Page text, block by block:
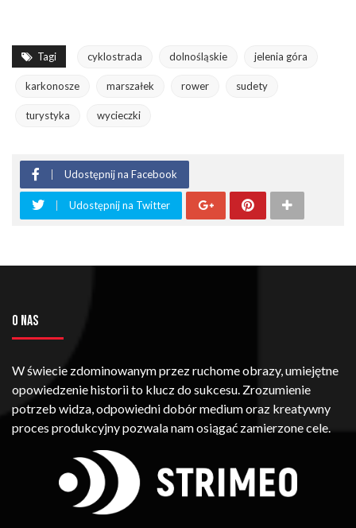
Tagi cyklostrada dolnośląskie jelenia góra
karkonosze marszałek rower sudety
turystyka wycieczki
Udostępnij na Facebook
Udostępnij na Twitter
O NAS
W świecie zdominowanym przez ruchome obrazy, umiejętne
opowiedzenie historii to klucz do sukcesu. Zrozumienie
potrzeb widza, odpowiedni dobór medium oraz kreatywny
proces produkcyjny pozwala nam osiągać zamierzone cele.